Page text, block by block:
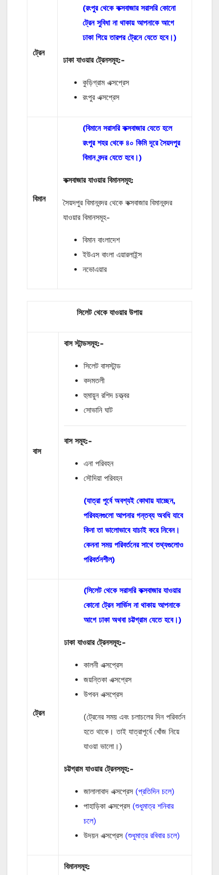
ট্রেন
(রংপুর থেকে কক্সবাজার সরাসরি কোনো
ট্রেন সুবিধা না থাকায় আপনাকে আগে
ঢাকা গিয়ে তারপর ট্রেনে যেতে হবে।)
ঢাকা যাওয়ার ট্রেনসমূহ:-
কুড়িগ্রাম এক্সপ্রেস
রংপুর এক্সপ্রেস
বিমান
(বিমানে সরাসরি কক্সবাজার যেতে হলে
রংপুর শহর থেকে ৪০ কিমি দূরে সৈয়দপুর
বিমান বন্দর যেতে হবে।)
কক্সবাজার যাওয়ার বিমানসমূহ:
সৈয়দপুর বিমানবন্দর থেকে কক্সবাজার বিমানবন্দর
যাওয়ার বিমানসমূহ-
বিমান বাংলাদেশ
ইউএস বাংলা এয়ারলাইন্স
নভোএয়ার
সিলেট থেকে যাওয়ার উপায়
বাস
বাস স্টান্ডসমূহ:-
সিলেট বাসস্টান্ড
কদমতলী
হুমায়ুন রশিদ চত্ত্বর
সোভানি ঘাট
বাস সমূহ:-
এনা পরিবহন
সৌদিয়া পরিবহন
(যাত্রা পূর্বে অবশ্যই কোথায় যাচ্ছেন,
পরিবহনগুলো আপনার গন্তব্য অবধি যাবে
কিনা তা ভালোভাবে যাচাই করে নিবেন।
কেননা সময় পরিবর্তনের সাথে তথ্যগুলোও
পরিবর্তনশীল)
ট্রেন
(সিলেট থেকে সরাসরি কক্সবাজার যাওয়ার
কোনো ট্রেন সার্ভিস না থাকায় আপনাকে
আগে ঢাকা অথবা চট্টগ্রাম যেতে হবে।)
ঢাকা যাওয়ার ট্রেনসমূহ:-
কালনী এক্সপ্রেস
জয়ন্তিকা এক্সপ্রেস
উপবন এক্সপ্রেস
(ট্রেনের সময় এবং চলাচলের দিন পরিবর্তন
হতে থাকে। তাই যাত্রাপূর্বে খোঁজ নিয়ে
যাওয়া ভালো।)
চট্টগ্রাম যাওয়ার ট্রেনসমূহ:-
জালালাবাদ এক্সপ্রেস (প্রতিদিন চলে)
পাহাড়িকা এক্সপ্রেস (শুধুমাত্র শনিবার
চলে)
উদয়ন এক্সপ্রেস (শুধুমাত্র রবিবার চলে)
বিমানসমূহ: